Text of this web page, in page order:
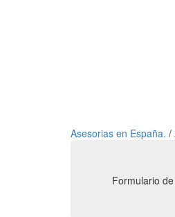
Asesorias en España. /
Formulario